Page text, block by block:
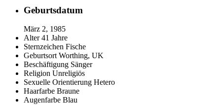
Geburtsdatum
März 2, 1985
Alter 41 Jahre
Sternzeichen Fische
Geburtsort Worthing, UK
Beschäftigung Sänger
Religion Unreligiös
Sexuelle Orientierung Hetero
Haarfarbe Braune
Augenfarbe Blau